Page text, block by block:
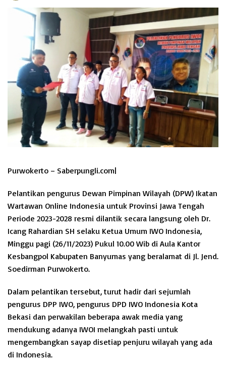
Purwokerto – Saberpungli.com|
Pelantikan pengurus Dewan Pimpinan Wilayah (DPW) Ikatan
Wartawan Online Indonesia untuk Provinsi Jawa Tengah
Periode 2023-2028 resmi dilantik secara langsung oleh Dr.
Icang Rahardian SH selaku Ketua Umum IWO Indonesia,
Minggu pagi (26/11/2023) Pukul 10.00 Wib di Aula Kantor
Kesbangpol Kabupaten Banyumas yang beralamat di Jl. Jend.
Soedirman Purwokerto.
Dalam pelantikan tersebut, turut hadir dari sejumlah
pengurus DPP IWO, pengurus DPD IWO Indonesia Kota
Bekasi dan perwakilan beberapa awak media yang
mendukung adanya IWOI melangkah pasti untuk
mengembangkan sayap disetiap penjuru wilayah yang ada
di Indonesia.